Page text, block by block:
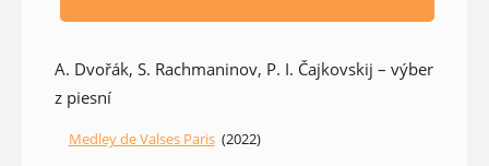
A. Dvořák, S. Rachmaninov, P. I. Čajkovskij – výber
z piesní
Medley de Valses Paris (2022)